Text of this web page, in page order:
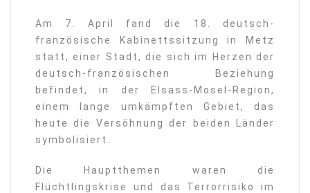
Am 7. April fand die 18. deutsch-
französische Kabinettssitzung in Metz
statt, einer Stadt, die sich im Herzen der
deutsch-französischen Beziehung
befindet, in der Elsass-Mosel-Region,
einem lange umkämpften Gebiet, das
heute die Versöhnung der beiden Länder
symbolisiert.
Die Hauptthemen waren die
Flüchtlingskrise und das Terrorrisiko im